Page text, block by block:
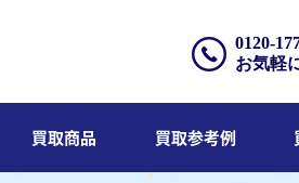
0120-
お気軽
買取商品 買取参考例